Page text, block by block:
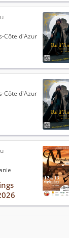
Côte d'Azur
Côte d'Azur